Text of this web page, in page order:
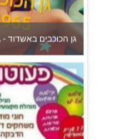
פעוטון פינוקי במודיעין